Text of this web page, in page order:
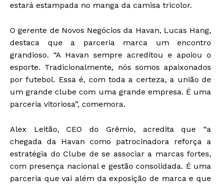
estará estampada no manga da camisa tricolor.
O gerente de Novos Negócios da Havan, Lucas Hang,
destaca que a parceria marca um encontro
grandioso. “A Havan sempre acreditou e apoiou o
esporte. Tradicionalmente, nós somos apaixonados
por futebol. Essa é, com toda a certeza, a união de
um grande clube com uma grande empresa. É uma
parceria vitoriosa”, comemora.
Alex Leitão, CEO do Grêmio, acredita que “a
chegada da Havan como patrocinadora reforça a
estratégia do Clube de se associar a marcas fortes,
com presença nacional e gestão consolidada. É uma
parceria que vai além da exposição de marca e que